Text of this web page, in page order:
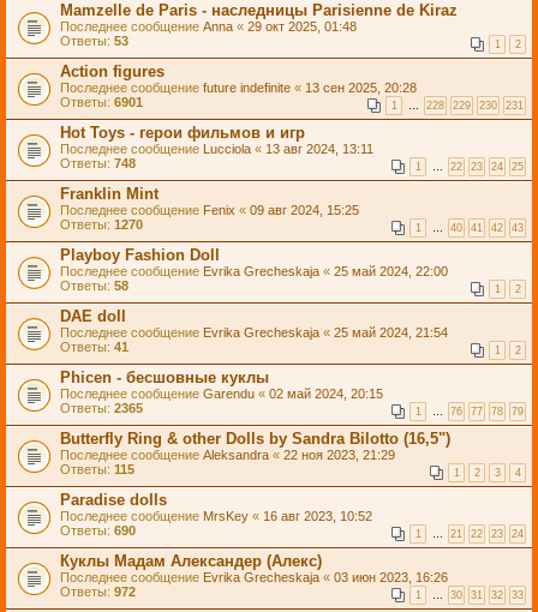
Mamzelle de Paris - наследницы Parisienne de Kiraz
Последнее сообщение Anna « 29 окт 2025, 01:48
Ответы: 53 1 2
Action figures
Последнее сообщение future indefinite « 13 сен 2025, 20:28
Ответы: 6901 1 … 228 229 230 231
Hot Toys - герои фильмов и игр
Последнее сообщение Lucciola « 13 авг 2024, 13:11
Ответы: 748 1 … 22 23 24 25
Franklin Mint
Последнее сообщение Fenix « 09 авг 2024, 15:25
Ответы: 1270 1 … 40 41 42 43
Playboy Fashion Doll
Последнее сообщение Evrika Grecheskaja « 25 май 2024, 22:00
Ответы: 58 1 2
DAE doll
Последнее сообщение Evrika Grecheskaja « 25 май 2024, 21:54
Ответы: 41 1 2
Phicen - бесшовные куклы
Последнее сообщение Garendu « 02 май 2024, 20:15
Ответы: 2365 1 … 76 77 78 79
Butterfly Ring & other Dolls by Sandra Bilotto (16,5")
Последнее сообщение Aleksandra « 22 ноя 2023, 21:29
Ответы: 115 1 2 3 4
Paradise dolls
Последнее сообщение MrsKey « 16 авг 2023, 10:52
Ответы: 690 1 … 21 22 23 24
Куклы Мадам Александер (Алекс)
Последнее сообщение Evrika Grecheskaja « 03 июн 2023, 16:26
Ответы: 972 1 … 30 31 32 33